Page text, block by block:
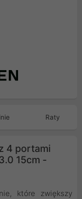
Raty
4 portami
15cm -
które zwiększy